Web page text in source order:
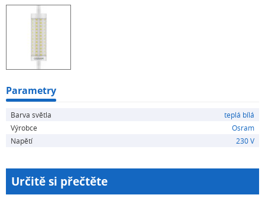
- Kód zboží: 129,582
- Kód výrobce: 4058075811614
- Kód skupiny zboží: MYLLLFHA
- Filtrování zboží/Kategorie: Vše
Parametry
Barva světla
teplá bílá
Výrobce
Osram
Napětí
230 V
Určitě si přečtěte